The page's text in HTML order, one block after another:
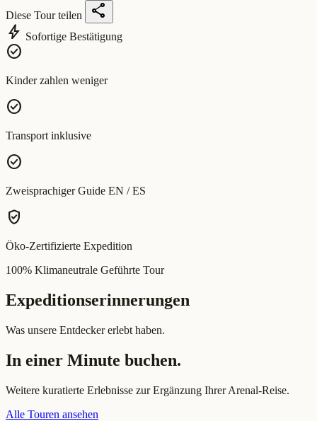
Diese Tour teilen
share
bolt Sofortige Bestätigung
check_circle
Kinder zahlen weniger
check_circle
Transport inklusive
check_circle
Zweisprachiger Guide EN / ES
verified_user
Öko-Zertifizierte Expedition
100% Klimaneutrale Geführte Tour
Expeditionserinnerungen
Was unsere Entdecker erlebt haben.
In einer Minute buchen.
Weitere kuratierte Erlebnisse zur Ergänzung Ihrer Arenal-Reise.
Alle Touren ansehen